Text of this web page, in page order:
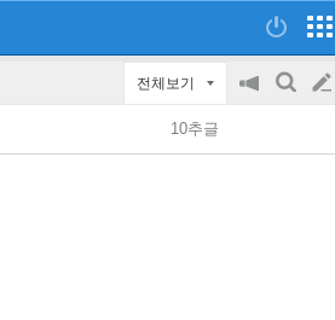
전체보기
공
on/off
검
글
쓰
10추글